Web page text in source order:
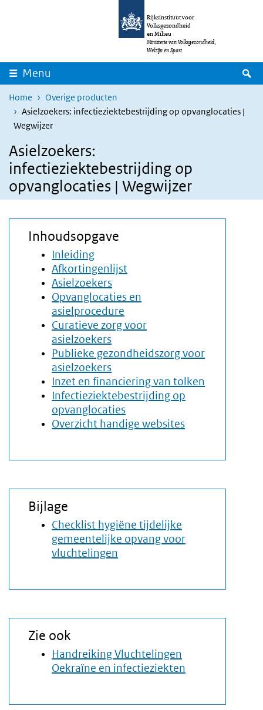
Overslaan en naar de inhoud gaan
Rijksinstituut voor
Volksgezondheid
en Milieu
Ministerie van Volksgezondheid,
Welzijn en Sport
Menu
Home
Overige producten
Asielzoekers: infectieziektebestrijding op opvanglocaties |
Wegwijzer
Asielzoekers:
infectieziektebestrijding op
opvanglocaties | Wegwijzer
Inhoudsopgave
Inleiding
Afkortingenlijst
Asielzoekers
Opvanglocaties en
asielprocedure
Curatieve zorg voor
asielzoekers
Publieke gezondheidszorg voor
asielzoekers
Inzet en financiering van tolken
Infectieziektebestrijding op
opvanglocaties
Overzicht handige websites
Bijlage
Checklist hygiëne tijdelijke
gemeentelijke opvang voor
vluchtelingen
Zie ook
Handreiking Vluchtelingen
Oekraïne en infectieziekten